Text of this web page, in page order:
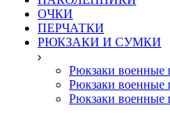
ОЧКИ
ПЕРЧАТКИ
РЮКЗАКИ И СУМКИ
Рюкзаки военные
Рюкзаки военные
Рюкзаки военные